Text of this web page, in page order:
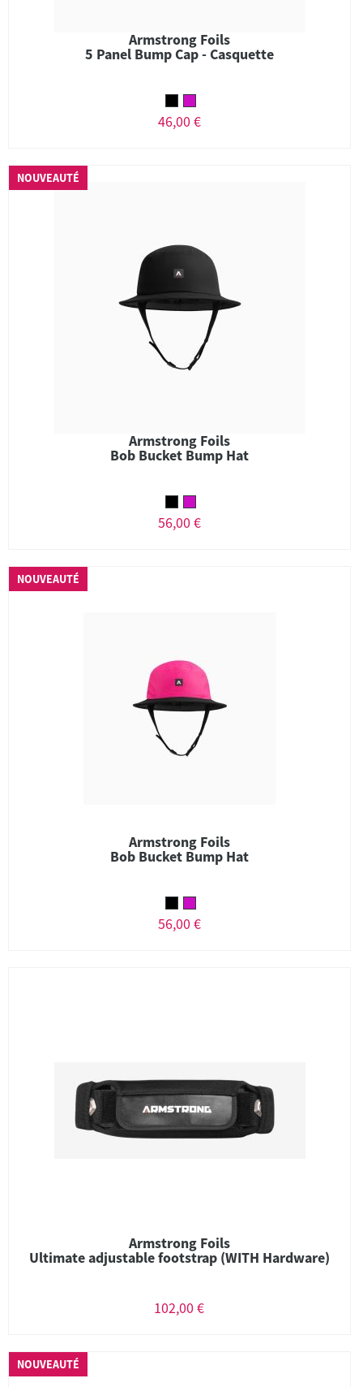
Armstrong Foils
5 Panel Bump Cap - Casquette
46,00 €
NOUVEAUTÉ
Armstrong Foils
Bob Bucket Bump Hat
56,00 €
NOUVEAUTÉ
Armstrong Foils
Bob Bucket Bump Hat
56,00 €
Armstrong Foils
Ultimate adjustable footstrap (WITH Hardware)
102,00 €
NOUVEAUTÉ